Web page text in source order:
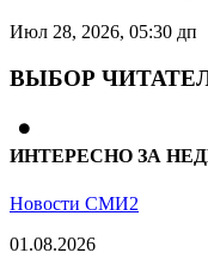
Июл 28, 2026, 05:30 дп
ВЫБОР
ИНТЕРЕСНО ЗА
Новости СМИ2
01.08.2026